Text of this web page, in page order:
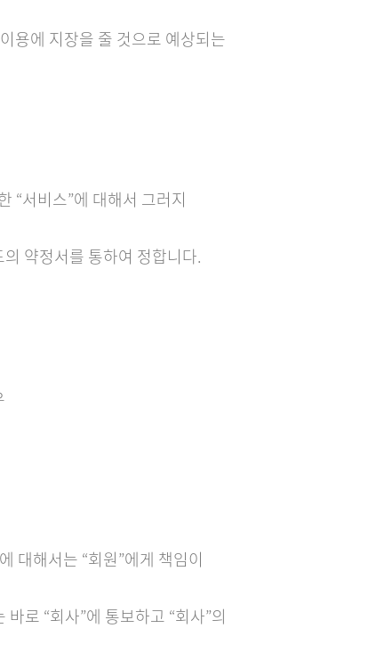
용에 지장을 줄 것으로 예상되는
“서비스”에 대해서 그러지
약정서를 통하여 정합니다.
대해서는 “회원”에게 책임이
로 “회사”에 통보하고 “회사”의